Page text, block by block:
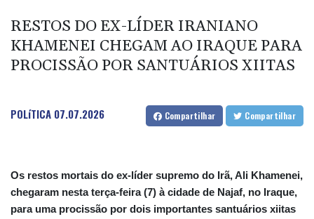
RESTOS DO EX-LÍDER IRANIANO
KHAMENEI CHEGAM AO IRAQUE PARA
PROCISSÃO POR SANTUÁRIOS XIITAS
POLíTICA 07.07.2026 Compartilhar Compartilhar
Os restos mortais do ex-líder supremo do Irã, Ali Khamenei,
chegaram nesta terça-feira (7) à cidade de Najaf, no Iraque,
para uma procissão por dois importantes santuários xiitas